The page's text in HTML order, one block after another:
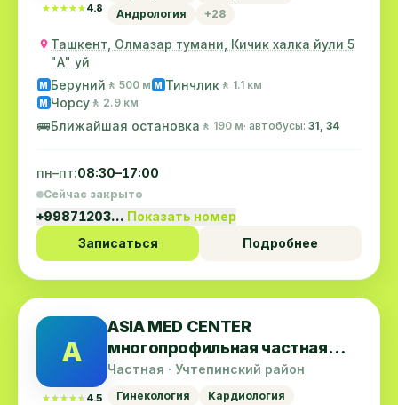
★★★★★
★★★★★ 4.8
Андрология
+28
Ташкент, Олмазар тумани, Кичик халка йули 5
"А" уй
M Беруний 🚶 500 м M Тинчлик 🚶 1.1 км
M Чорсу 🚶 2.9 км
🚌Ближайшая остановка 🚶 190 м· автобусы: 31, 34
пн–пт:08:30–17:00
Сейчас закрыто
+99871203… Показать номер
Записаться
Подробнее
A
★★★★★
★★★★★ 4.5
ASIA MED CENTER
многопрофильная частная
клиника
Частная · Учтепинский район
Гинекология
Кардиология